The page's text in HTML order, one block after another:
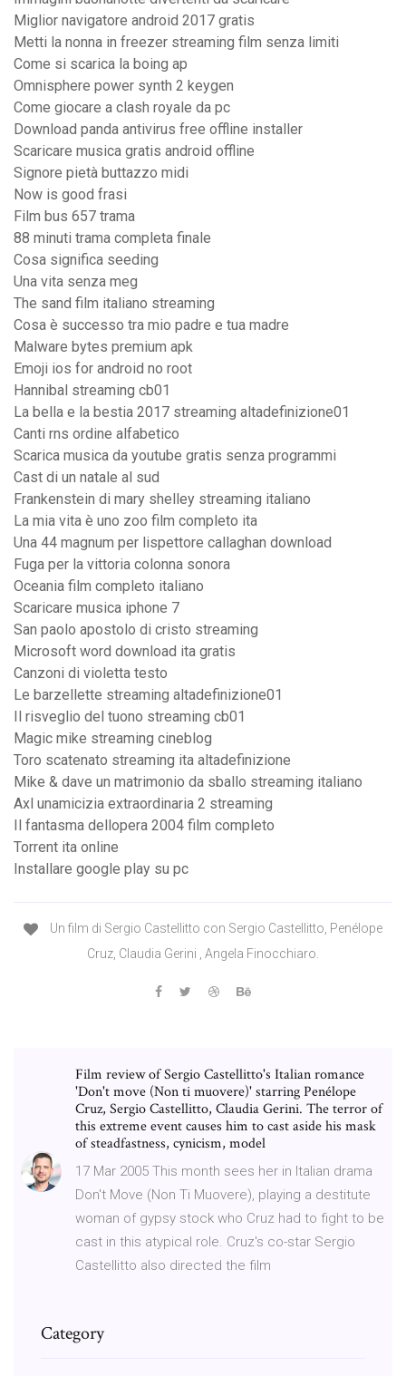
Miglior navigatore android 2017 gratis
Metti la nonna in freezer streaming film senza limiti
Come si scarica la boing ap
Omnisphere power synth 2 keygen
Come giocare a clash royale da pc
Download panda antivirus free offline installer
Scaricare musica gratis android offline
Signore pietà buttazzo midi
Now is good frasi
Film bus 657 trama
88 minuti trama completa finale
Cosa significa seeding
Una vita senza meg
The sand film italiano streaming
Cosa è successo tra mio padre e tua madre
Malware bytes premium apk
Emoji ios for android no root
Hannibal streaming cb01
La bella e la bestia 2017 streaming altadefinizione01
Canti rns ordine alfabetico
Scarica musica da youtube gratis senza programmi
Cast di un natale al sud
Frankenstein di mary shelley streaming italiano
La mia vita è uno zoo film completo ita
Una 44 magnum per lispettore callaghan download
Fuga per la vittoria colonna sonora
Oceania film completo italiano
Scaricare musica iphone 7
San paolo apostolo di cristo streaming
Microsoft word download ita gratis
Canzoni di violetta testo
Le barzellette streaming altadefinizione01
Il risveglio del tuono streaming cb01
Magic mike streaming cineblog
Toro scatenato streaming ita altadefinizione
Mike & dave un matrimonio da sballo streaming italiano
Axl unamicizia extraordinaria 2 streaming
Il fantasma dellopera 2004 film completo
Torrent ita online
Installare google play su pc
Un film di Sergio Castellitto con Sergio Castellitto, Penélope
Cruz, Claudia Gerini , Angela Finocchiaro.
Film review of Sergio Castellitto's Italian romance
'Don't move (Non ti muovere)' starring Penélope
Cruz, Sergio Castellitto, Claudia Gerini. The terror of
this extreme event causes him to cast aside his mask
of steadfastness, cynicism, model
17 Mar 2005 This month sees her in Italian drama
Don't Move (Non Ti Muovere), playing a destitute
woman of gypsy stock who Cruz had to fight to be
cast in this atypical role. Cruz's co-star Sergio
Castellitto also directed the film
Category